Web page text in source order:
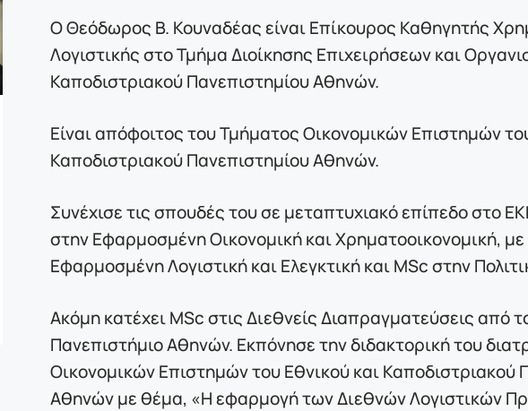
Ο Θεόδωρος B. Κουναδέας είναι Επίκουρος Καθηγητής
Λογιστικής στο Τμήμα Διοίκησης Επιχειρήσεων και
Καποδιστριακού Πανεπιστημίου Αθηνών.
Είναι απόφοιτος του Τμήματος Οικονομικών Επιστημών
Καποδιστριακού Πανεπιστημίου Αθηνών.
Συνέχισε τις σπουδές του σε μεταπτυχιακό επίπεδο στο
στην Εφαρμοσμένη Οικονομική και Χρηματοοικονομική, με
Εφαρμοσμένη Λογιστική και Ελεγκτική και MSc στην
Ακόμη κατέχει MSc στις Διεθνείς Διαπραγματεύσεις από
Πανεπιστήμιο Αθηνών. Εκπόνησε την διδακτορική του
Οικονομικών Επιστημών του Εθνικού και Καποδιστριακού
Αθηνών με θέμα, «Η εφαρμογή των Διεθνών Λογιστικών